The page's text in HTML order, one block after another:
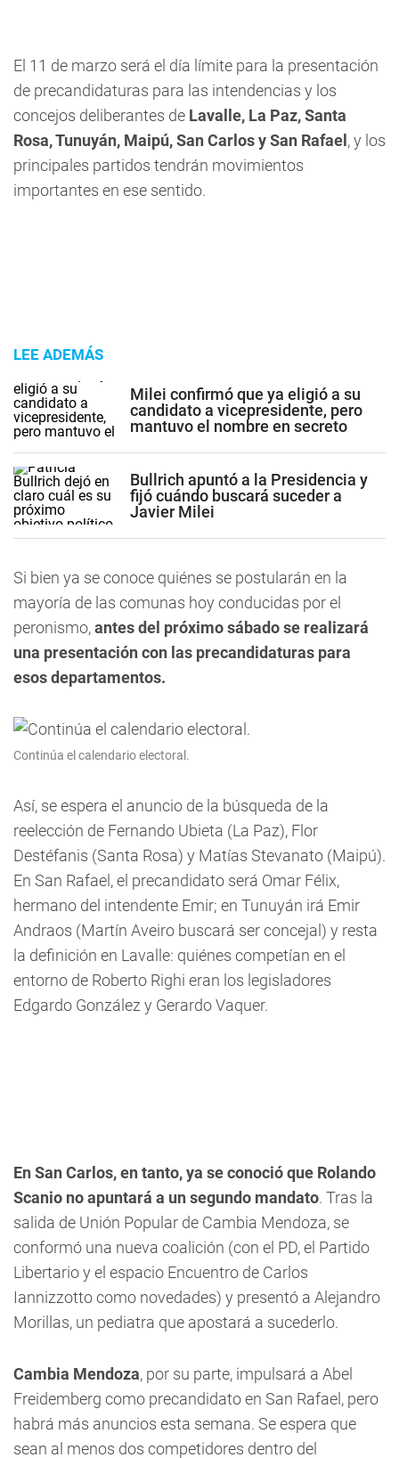
El 11 de marzo será el día límite para la presentación
de precandidaturas para las intendencias y los
concejos deliberantes de Lavalle, La Paz, Santa
Rosa, Tunuyán, Maipú, San Carlos y San Rafael , y los
principales partidos tendrán movimientos
importantes en ese sentido.
LEE ADEMÁS
Milei confirmó que ya eligió a su
candidato a vicepresidente, pero
mantuvo el nombre en secreto
Bullrich apuntó a la Presidencia y
fijó cuándo buscará suceder a
Javier Milei
Si bien ya se conoce quiénes se postularán en la
mayoría de las comunas hoy conducidas por el
peronismo,antes del próximo sábado se realizará
una presentación con las precandidaturas para
esos departamentos.
Continúa el calendario electoral.
Así, se espera el anuncio de la búsqueda de la
reelección de Fernando Ubieta (La Paz), Flor
Destéfanis (Santa Rosa) y Matías Stevanato (Maipú).
En San Rafael, el precandidato será Omar Félix,
hermano del intendente Emir; en Tunuyán irá Emir
Andraos (Martín Aveiro buscará ser concejal) y resta
la definición en Lavalle: quiénes competían en el
entorno de Roberto Righi eran los legisladores
Edgardo González y Gerardo Vaquer.
En San Carlos, en tanto, ya se conoció que Rolando
Scanio no apuntará a un segundo mandato. Tras la
salida de Unión Popular de Cambia Mendoza, se
conformó una nueva coalición (con el PD, el Partido
Libertario y el espacio Encuentro de Carlos
Iannizzotto como novedades) y presentó a Alejandro
Morillas, un pediatra que apostará a sucederlo.
Cambia Mendoza, por su parte, impulsará a Abel
Freidemberg como precandidato en San Rafael, pero
habrá más anuncios esta semana. Se espera que
sean al menos dos competidores dentro del